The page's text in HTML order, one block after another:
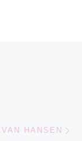
HANSEN